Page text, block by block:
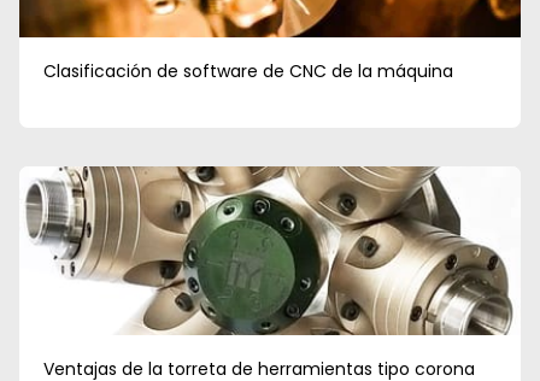
Clasificación de software de CNC de la máquina
Ventajas de la torreta de herramientas tipo corona